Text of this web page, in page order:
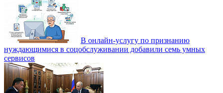
В онлайн-услугу по признанию
нуждающимися в соцобслуживании добавили семь умных
сервисов